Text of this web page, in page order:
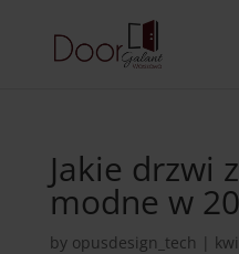
Jakie drzwi
modne w
by opusdesign_tech |